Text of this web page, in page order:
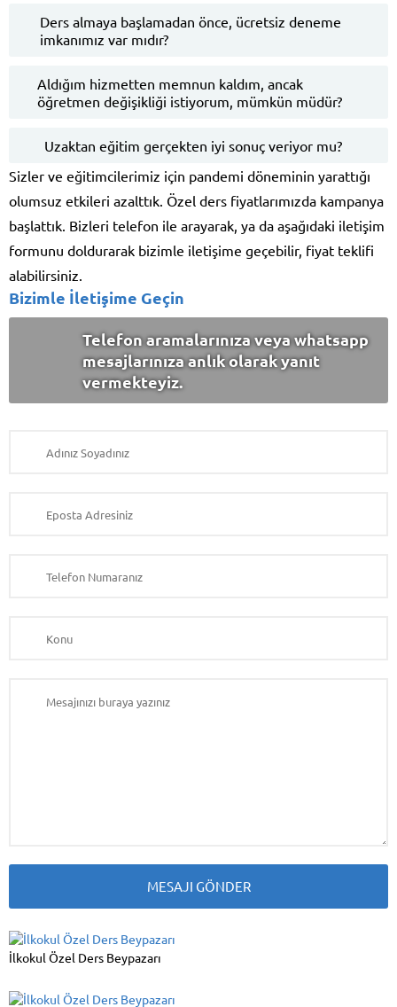
Ders almaya başlamadan önce, ücretsiz deneme
imkanımız var mıdır?
Aldığım hizmetten memnun kaldım, ancak
öğretmen değişikliği istiyorum, mümkün müdür?
Uzaktan eğitim gerçekten iyi sonuç veriyor mu?
Sizler ve eğitimcilerimiz için pandemi döneminin yarattığı
olumsuz etkileri azalttık. Özel ders fiyatlarımızda kampanya
başlattık. Bizleri telefon ile arayarak, ya da aşağıdaki iletişim
formunu doldurarak bizimle iletişime geçebilir, fiyat teklifi
alabilirsiniz.
Bizimle İletişime Geçin
Telefon aramalarınıza veya whatsapp
mesajlarınıza anlık olarak yanıt
vermekteyiz.
İlkokul Özel Ders Beypazarı